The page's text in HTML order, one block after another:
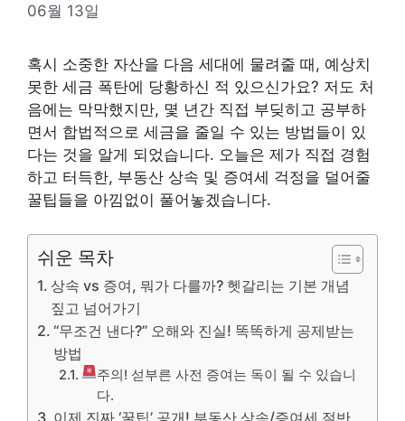
06월 13일
혹시 소중한 자산을 다음 세대에 물려줄 때, 예상치
못한 세금 폭탄에 당황하신 적 있으신가요? 저도 처
음에는 막막했지만, 몇 년간 직접 부딪히고 공부하
면서 합법적으로 세금을 줄일 수 있는 방법들이 있
다는 것을 알게 되었습니다. 오늘은 제가 직접 경험
하고 터득한, 부동산 상속 및 증여세 걱정을 덜어줄
꿀팁들을 아낌없이 풀어놓겠습니다.
쉬운 목차
상속 vs 증여, 뭐가 다를까? 헷갈리는 기본 개념
짚고 넘어가기
“무조건 낸다?” 오해와 진실! 똑똑하게 공제받는
방법
주의! 섣부른 사전 증여는 독이 될 수 있습니
다.
이제 진짜 ‘꿀팁’ 공개! 부동산 상속/증여세 절반